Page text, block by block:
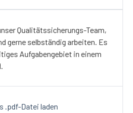
Qualitätssicherungs-Team,
gerne selbständig arbeiten. Es
Aufgabengebiet in einem
.pdf-Datei laden